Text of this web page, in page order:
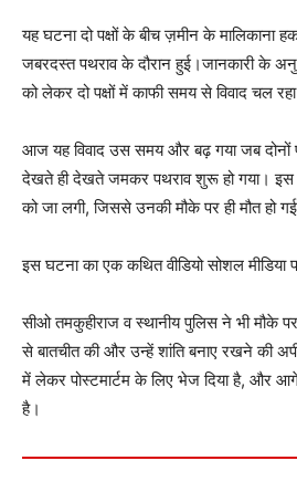
यह घटना दो पक्षों के बीच ज़मीन के मालिकाना
जबरदस्त पथराव के दौरान हुई।जानकारी के
को लेकर दो पक्षों में काफी समय से विवाद चल
आज यह विवाद उस समय और बढ़ गया जब
देखते ही देखते जमकर पथराव शुरू हो गया। इस
को जा लगी, जिससे उनकी मौके पर ही मौत हो
इस घटना का एक कथित वीडियो सोशल मीडिया
सीओ तमकुहीराज व स्थानीय पुलिस ने भी मौके
से बातचीत की और उन्हें शांति बनाए रखने की
में लेकर पोस्टमार्टम के लिए भेज दिया है, और
है।